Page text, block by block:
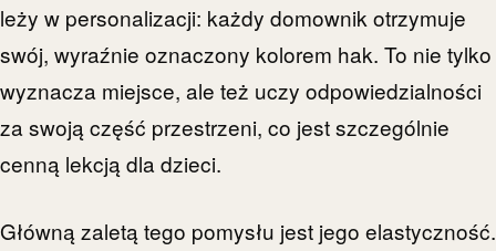
leży w personalizacji: każdy domownik otrzymuje
swój, wyraźnie oznaczony kolorem hak. To nie tylko
wyznacza miejsce, ale też uczy odpowiedzialności
za swoją część przestrzeni, co jest szczególnie
cenną lekcją dla dzieci.
Główną zaletą tego pomysłu jest jego elastyczność.